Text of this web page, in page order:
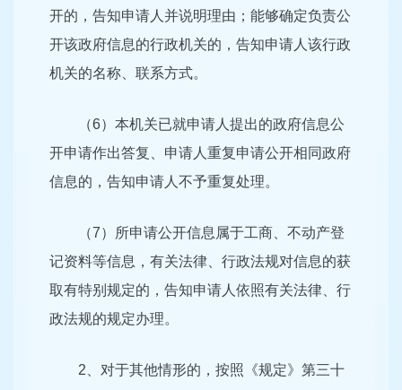
开的，告知申请人并说明理由；能够确定负责公
开该政府信息的行政机关的，告知申请人该行政
机关的名称、联系方式。
（6）本机关已就申请人提出的政府信息公
开申请作出答复、申请人重复申请公开相同政府
信息的，告知申请人不予重复处理。
（7）所申请公开信息属于工商、不动产登
记资料等信息，有关法律、行政法规对信息的获
取有特别规定的，告知申请人依照有关法律、行
政法规的规定办理。
2、对于其他情形的，按照《规定》第三十